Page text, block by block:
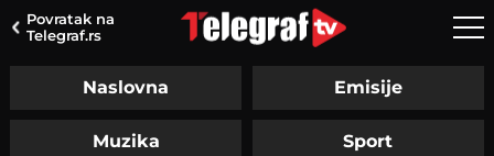
Povratak na
Telegraf.rs
Naslovna Emisije
Muzika Sport